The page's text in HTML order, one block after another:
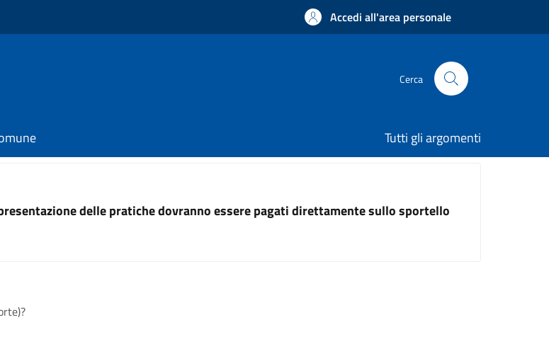
Accedi all'area personale
Cerca
Tutti gli argomenti
delle pratiche dovranno essere pagati direttamente sullo sportello